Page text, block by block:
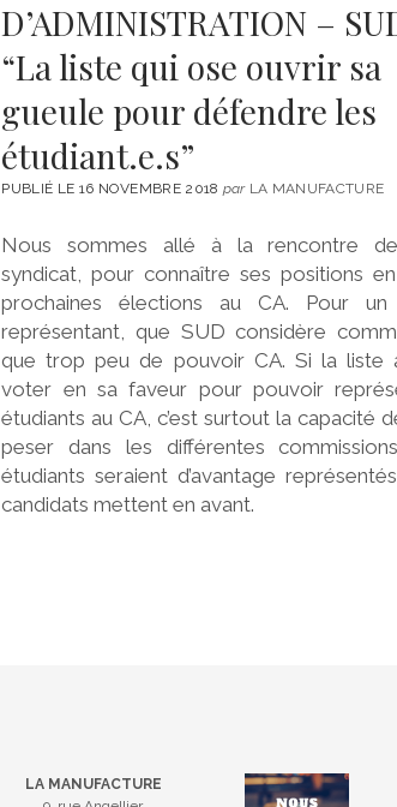
D’ADMINISTRATION –
“La liste qui ose ouvrir sa
gueule pour défendre les
étudiant.e.s”
PUBLIÉ LE 16 NOVEMBRE 2018parLA MANUFACTURE
Nous sommes allé à la rencontre
syndicat, pour connaître ses positions
prochaines élections au CA. Pour
représentant, que SUD considère
que trop peu de pouvoir CA. Si la liste
voter en sa faveur pour pouvoir
étudiants au CA, c’est surtout la capacité
peser dans les différentes
étudiants seraient d’avantage
candidats mettent en avant.
LA MANUFACTURE